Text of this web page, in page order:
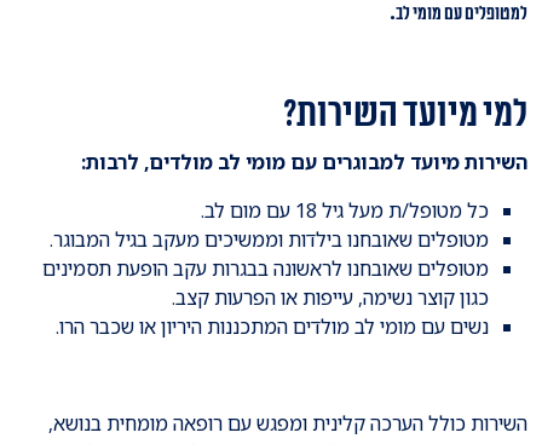
למטופלים עם מומי לב.
למי מיועד השירות?
השירות מיועד למבוגרים עם מומי לב מולדים, לרבות:
כל מטופל/ת מעל גיל 18 עם מום לב.
מטופלים שאובחנו בילדות וממשיכים מעקב בגיל המבוגר.
מטופלים שאובחנו לראשונה בבגרות עקב הופעת תסמינים
כגון קוצר נשימה, עייפות או הפרעות קצב.
נשים עם מומי לב מולדים המתכננות היריון או שכבר הרו.
השירות כולל הערכה קלינית ומפגש עם רופאה מומחית בנושא,